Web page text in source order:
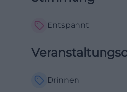
Entspannt
Drinnen